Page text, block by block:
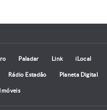
Paladar Link iLocal
Rádio Estadão Planeta Digital